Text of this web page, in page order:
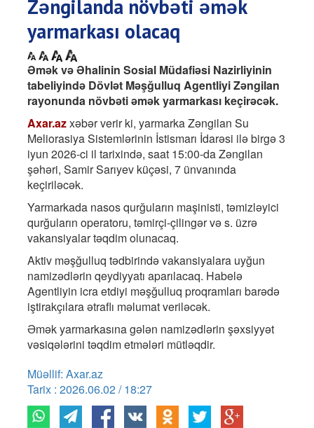
Zəngilanda növbəti əmək
yarmarkası olacaq
Əmək və Əhalinin Sosial Müdafiəsi Nazirliyinin
tabeliyində Dövlət Məşğulluq Agentliyi Zəngilan
rayonunda növbəti əmək yarmarkası keçirəcək.
Axar.azxəbər verir ki, yarmarka Zəngilan Su
Meliorasiya Sistemlərinin İstismarı İdarəsi ilə birgə 3
iyun 2026-ci il tarixində, saat 15:00-da Zəngilan
şəhəri, Samir Sarıyev küçəsi, 7 ünvanında
keçiriləcək.
Yarmarkada nasos qurğuların maşinisti, təmizləyici
qurğuların operatoru, təmirçi-çilingər və s. üzrə
vakansiyalar təqdim olunacaq.
Aktiv məşğulluq tədbirində vakansiyalara uyğun
namizədlərin qeydiyyatı aparılacaq. Habelə
Agentliyin icra etdiyi məşğulluq proqramları barədə
iştirakçılara ətraflı məlumat veriləcək.
Əmək yarmarkasına gələn namizədlərin şəxsiyyət
vəsiqələrini təqdim etmələri mütləqdir.
Müəllif: Axar.az
Tarix : 2026.06.02 / 18:27